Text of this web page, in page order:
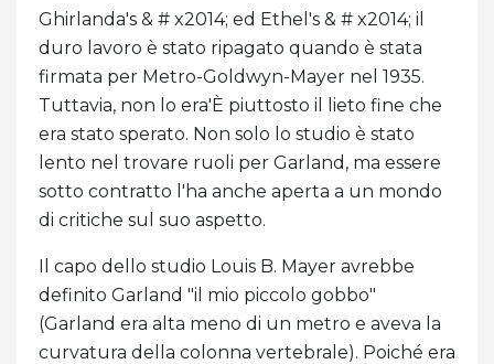
Ghirlanda's & # x2014; ed Ethel's & # x2014; il
duro lavoro è stato ripagato quando è stata
firmata per Metro-Goldwyn-Mayer nel 1935.
Tuttavia, non lo era'È piuttosto il lieto fine che
era stato sperato. Non solo lo studio è stato
lento nel trovare ruoli per Garland, ma essere
sotto contratto l'ha anche aperta a un mondo
di critiche sul suo aspetto.
Il capo dello studio Louis B. Mayer avrebbe
definito Garland "il mio piccolo gobbo"
(Garland era alta meno di un metro e aveva la
curvatura della colonna vertebrale). Poiché era